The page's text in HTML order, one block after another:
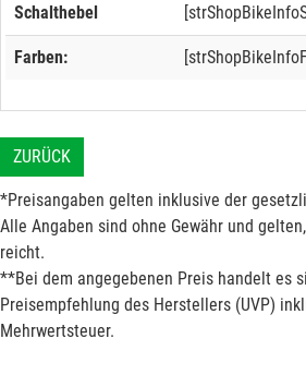
Schalthebel
Farben:
ZURÜCK
*Preisangaben gelten inklusive der
Alle Angaben sind ohne Gewähr und
reicht.
**Bei dem angegebenen Preis handelt es
Preisempfehlung des Herstellers (UVP)
Mehrwertsteuer.